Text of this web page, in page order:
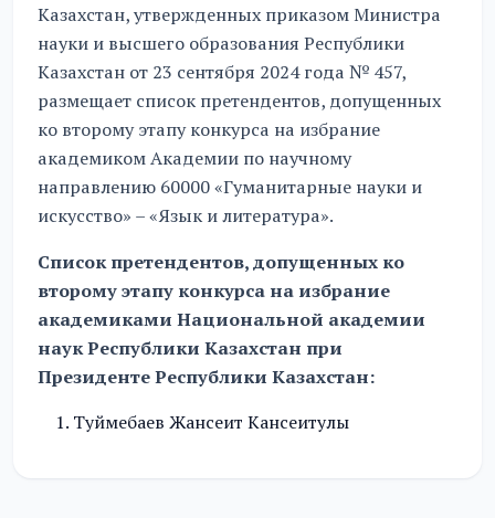
Казахстан, утвержденных приказом Министра
науки и высшего образования Республики
Казахстан от 23 сентября 2024 года № 457,
размещает список претендентов, допущенных
ко второму этапу конкурса на избрание
академиком Академии по научному
направлению 60000 «Гуманитарные науки и
искусство» – «Язык и литература».
Список претендентов, допущенных ко
второму этапу конкурса на избрание
академиками Национальной академии
наук Республики Казахстан при
Президенте Республики Казахстан:
Туймебаев Жансеит Кансеитулы